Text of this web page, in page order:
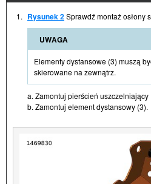
1. Rysunek 2Sprawdź montaż osłony
UWAGA
Elementy dystansowe (3) muszą
skierowane na zewnątrz.
a. Zamontuj pierścień uszczelniający
b. Zamontuj element dystansowy (3).